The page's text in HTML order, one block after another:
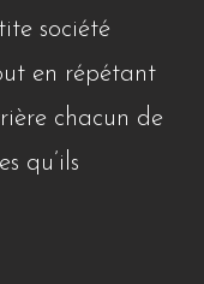
société
en répétant
chacun de
qu’ils